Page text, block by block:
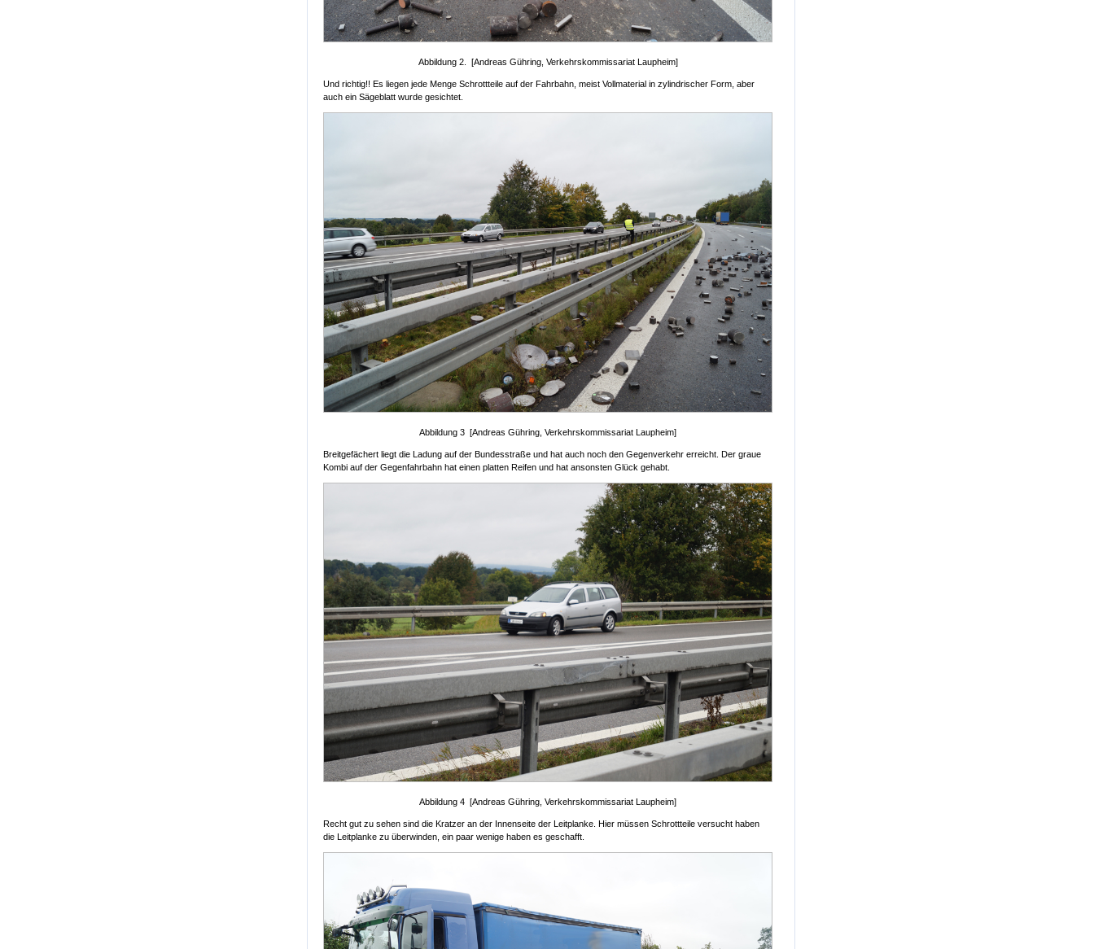
Abbildung 2. [Andreas Gühring, Verkehrskommissariat Laupheim]
Und richtig!! Es liegen jede Menge Schrottteile auf der Fahrbahn, meist Vollmaterial in zylindrischer Form, aber
auch ein Sägeblatt wurde gesichtet.
Abbildung 3 [Andreas Gühring, Verkehrskommissariat Laupheim]
Breitgefächert liegt die Ladung auf der Bundesstraße und hat auch noch den Gegenverkehr erreicht. Der graue
Kombi auf der Gegenfahrbahn hat einen platten Reifen und hat ansonsten Glück gehabt.
Abbildung 4 [Andreas Gühring, Verkehrskommissariat Laupheim]
Recht gut zu sehen sind die Kratzer an der Innenseite der Leitplanke. Hier müssen Schrottteile versucht haben
die Leitplanke zu überwinden, ein paar wenige haben es geschafft.